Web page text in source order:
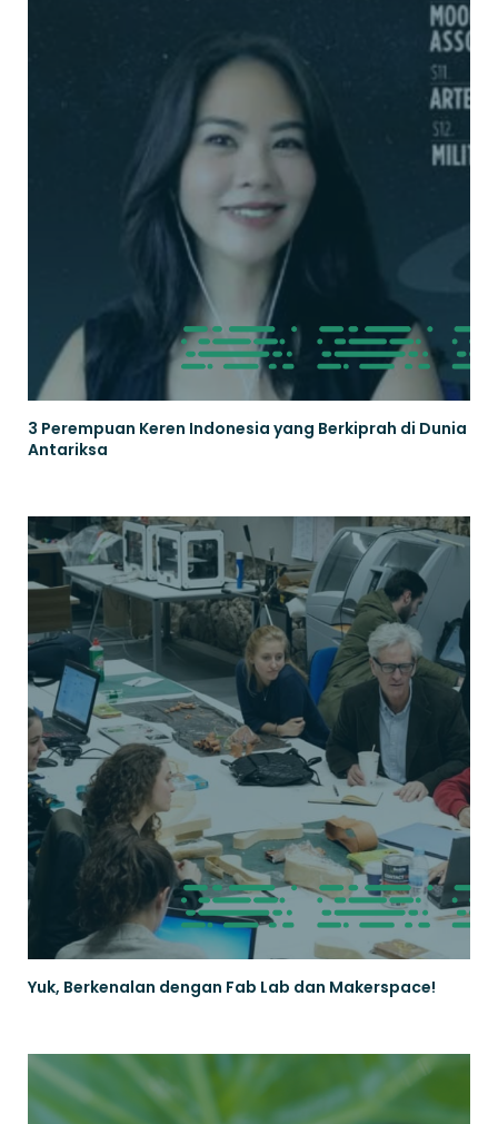
3 Perempuan Keren Indonesia yang Berkiprah di Dunia
Antariksa
Yuk, Berkenalan dengan Fab Lab dan Makerspace!